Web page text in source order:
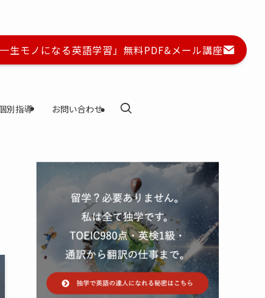
別指導 お問い合わせ
生モノになる英語学習」無料PDF&メール講座